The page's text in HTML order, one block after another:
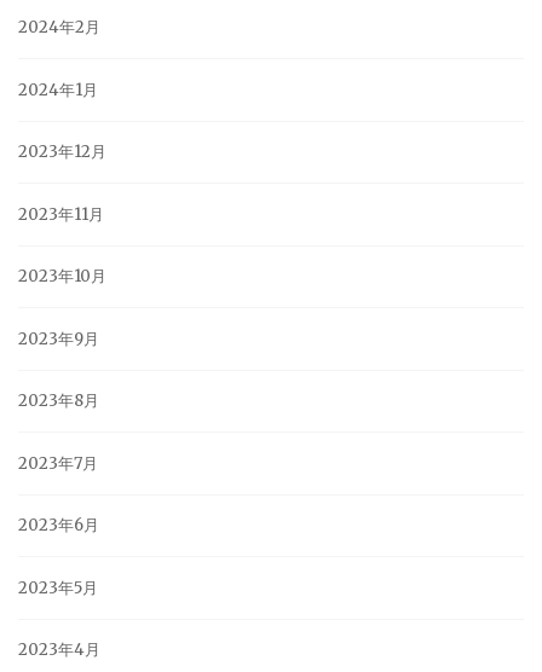
2024年2月
2024年1月
2023年12月
2023年11月
2023年10月
2023年9月
2023年8月
2023年7月
2023年6月
2023年5月
2023年4月